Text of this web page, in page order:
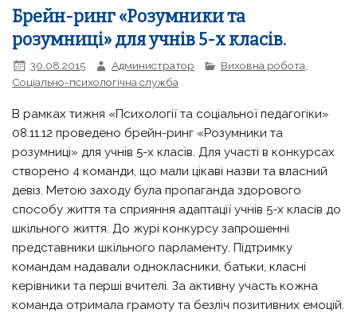
Брейн-ринг «Розумники та
розумниці» для учнів 5-х класів.
30.08.2015 Администратор Виховна робота
Соціально-психологічна служба
В рамках тижня «Психології та соціальної педагогіки»
08.11.12 проведено брейн-ринг «Розумники та
розумниці» для учнів 5-х класів. Для участі в конкурсах
створено 4 команди, що мали цікаві назви та власний
девіз. Метою заходу була пропаганда здорового
способу життя та сприяння адаптації учнів 5-х класів до
шкільного життя. До журі конкурсу запрошенні
представники шкільного парламенту. Підтримку
командам надавали однокласники, батьки, класні
керівники та перші вчителі. За активну участь кожна
команда отримала грамоту та безліч позитивних емоцій.